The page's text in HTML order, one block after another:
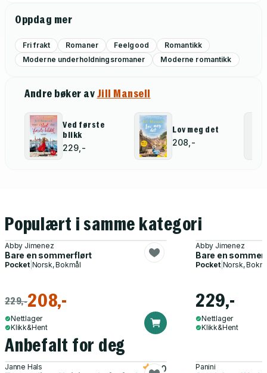
Oppdag mer
Fri frakt Romaner Feelgood
Romantikk
Moderne underholdningsromaner
Moderne romantikk
Andre bøker avJill Mansell
Ved første
blikk
229,-
Lov meg det
208,-
Populært i samme kategori
Abby Jimenez
Bare en sommerflørt
Pocket| Norsk, Bokmål
229,-208,-
Nettlager
Klikk&Hent
Abby Jimenez
Bare en
Pocket| Norsk,
229,-
Nettlager
Klikk&Hent
Anbefalt for deg
Janne Hals 5.0 Panini